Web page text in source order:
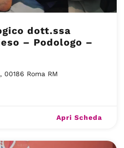
dott.ssa
– Podologo –
00186 Roma RM
Apri Scheda